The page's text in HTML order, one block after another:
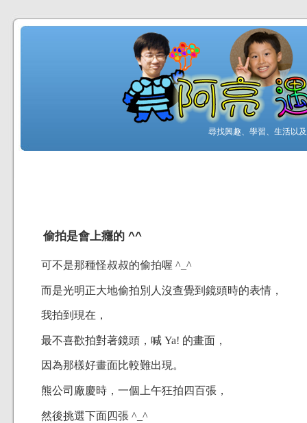
尋找興趣、學習、生活以
偷拍是會上癮的 ^^
可不是那種怪叔叔的偷拍喔 ^_^
而是光明正大地偷拍別人沒查覺到鏡頭時的表情，
我拍到現在，
最不喜歡拍對著鏡頭，喊 Ya! 的畫面，
因為那樣好畫面比較難出現。
熊公司廠慶時，一個上午狂拍四百張，
然後挑選下面四張 ^_^